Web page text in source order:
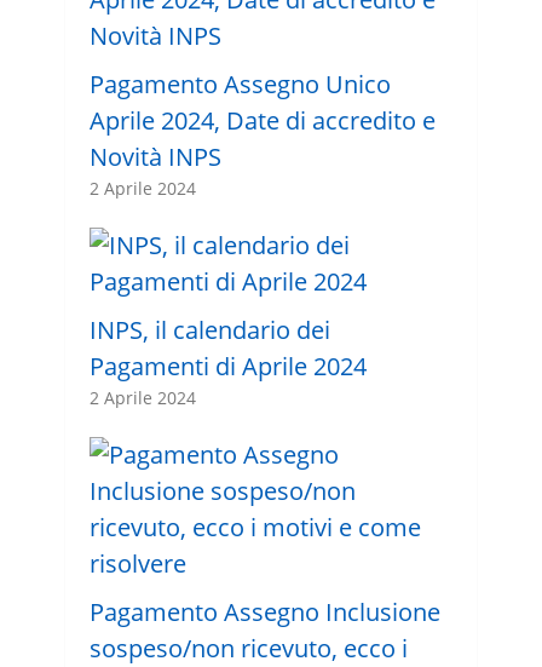
Pagamento Assegno Unico
Aprile 2024, Date di accredito e
Novità INPS
2 Aprile 2024
INPS, il calendario dei
Pagamenti di Aprile 2024
2 Aprile 2024
Pagamento Assegno Inclusione
sospeso/non ricevuto, ecco i